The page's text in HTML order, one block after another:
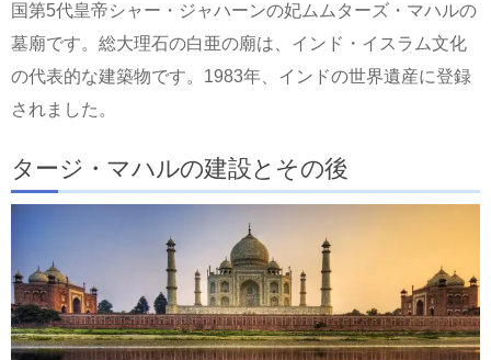
国第5代皇帝シャー・ジャハーンの妃ムムターズ・マハルの
墓廟です。総大理石の白亜の廟は、インド・イスラム文化
の代表的な建築物です。1983年、インドの世界遺産に登録
されました。
タージ・マハルの建設とその後